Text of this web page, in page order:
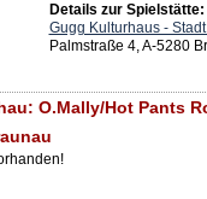
Details zur Spielstätte:
Gugg Kulturhaus -
Palmstraße 4, A-5280
O.Mally/Hot Pants